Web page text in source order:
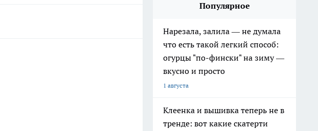
Популярное
Нарезала, залила — не думала
что есть такой легкий способ:
огурцы "по-фински" на зиму —
вкусно и просто
1 августа
Клеенка и вышивка теперь не в
тренде: вот какие скатерти